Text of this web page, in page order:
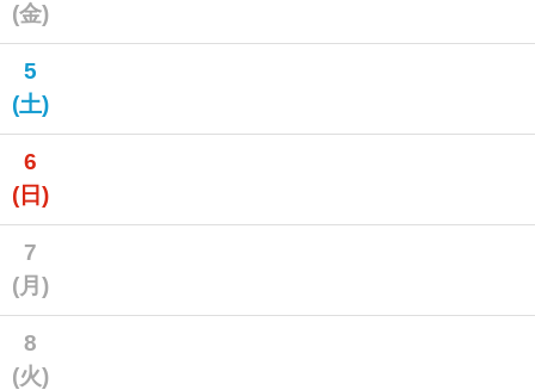
(金)
5
(土)
6
(日)
7
(月)
8
(火)